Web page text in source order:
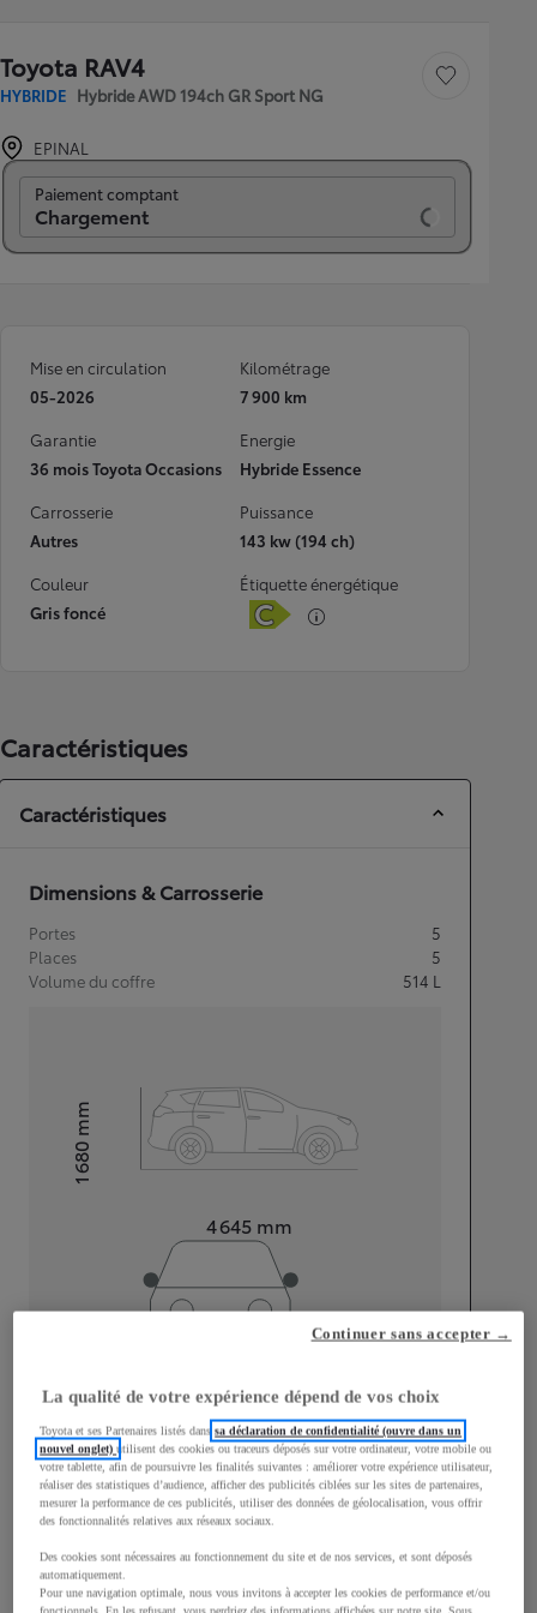
Toyota RAV4
HYBRIDE Hybride AWD 194ch GR Sport NG
Sauvegarder le
EPINAL
Paiement comptant
52 990 €
Mise en circulation
05-2026
Kilométrage
7 900 km
Garantie
36 mois Toyota Occasions
Energie
Hybride Essence
Carrosserie
Autres
Puissance
143 kw (194 ch)
Couleur
Gris foncé
Étiquette énergétique
Caractéristiques
Caractéristiques
Dimensions & Carrosserie
Portes
5
Places
5
Volume du coffre
514 L
4 645 mm
Hauteur1 680
mm
1 880mm
Consommation mixte
Consommation mixte 5,3L/100 km
Émissions CO2
La qualité de votre expérience dépend de vos choix
Toyota et ses Partenaires listés danssa déclaration de confidentialité (ouvre dans un
nouvel onglet)utilisent des cookies ou traceurs déposés sur votre ordinateur, votre mobile ou
votre tablette, afin de poursuivre les finalités suivantes : améliorer votre expérience utilisateur,
réaliser des statistiques d’audience, afficher des publicités ciblées sur les sites de partenaires,
mesurer la performance de ces publicités, utiliser des données de géolocalisation, vous offrir
des fonctionnalités relatives aux réseaux sociaux.
Des cookies sont nécessaires au fonctionnement du site et de nos services, et sont déposés
automatiquement.
Pour une navigation optimale, nous vous invitons à accepter les cookies de performance et/ou
Continuer sans accepter →